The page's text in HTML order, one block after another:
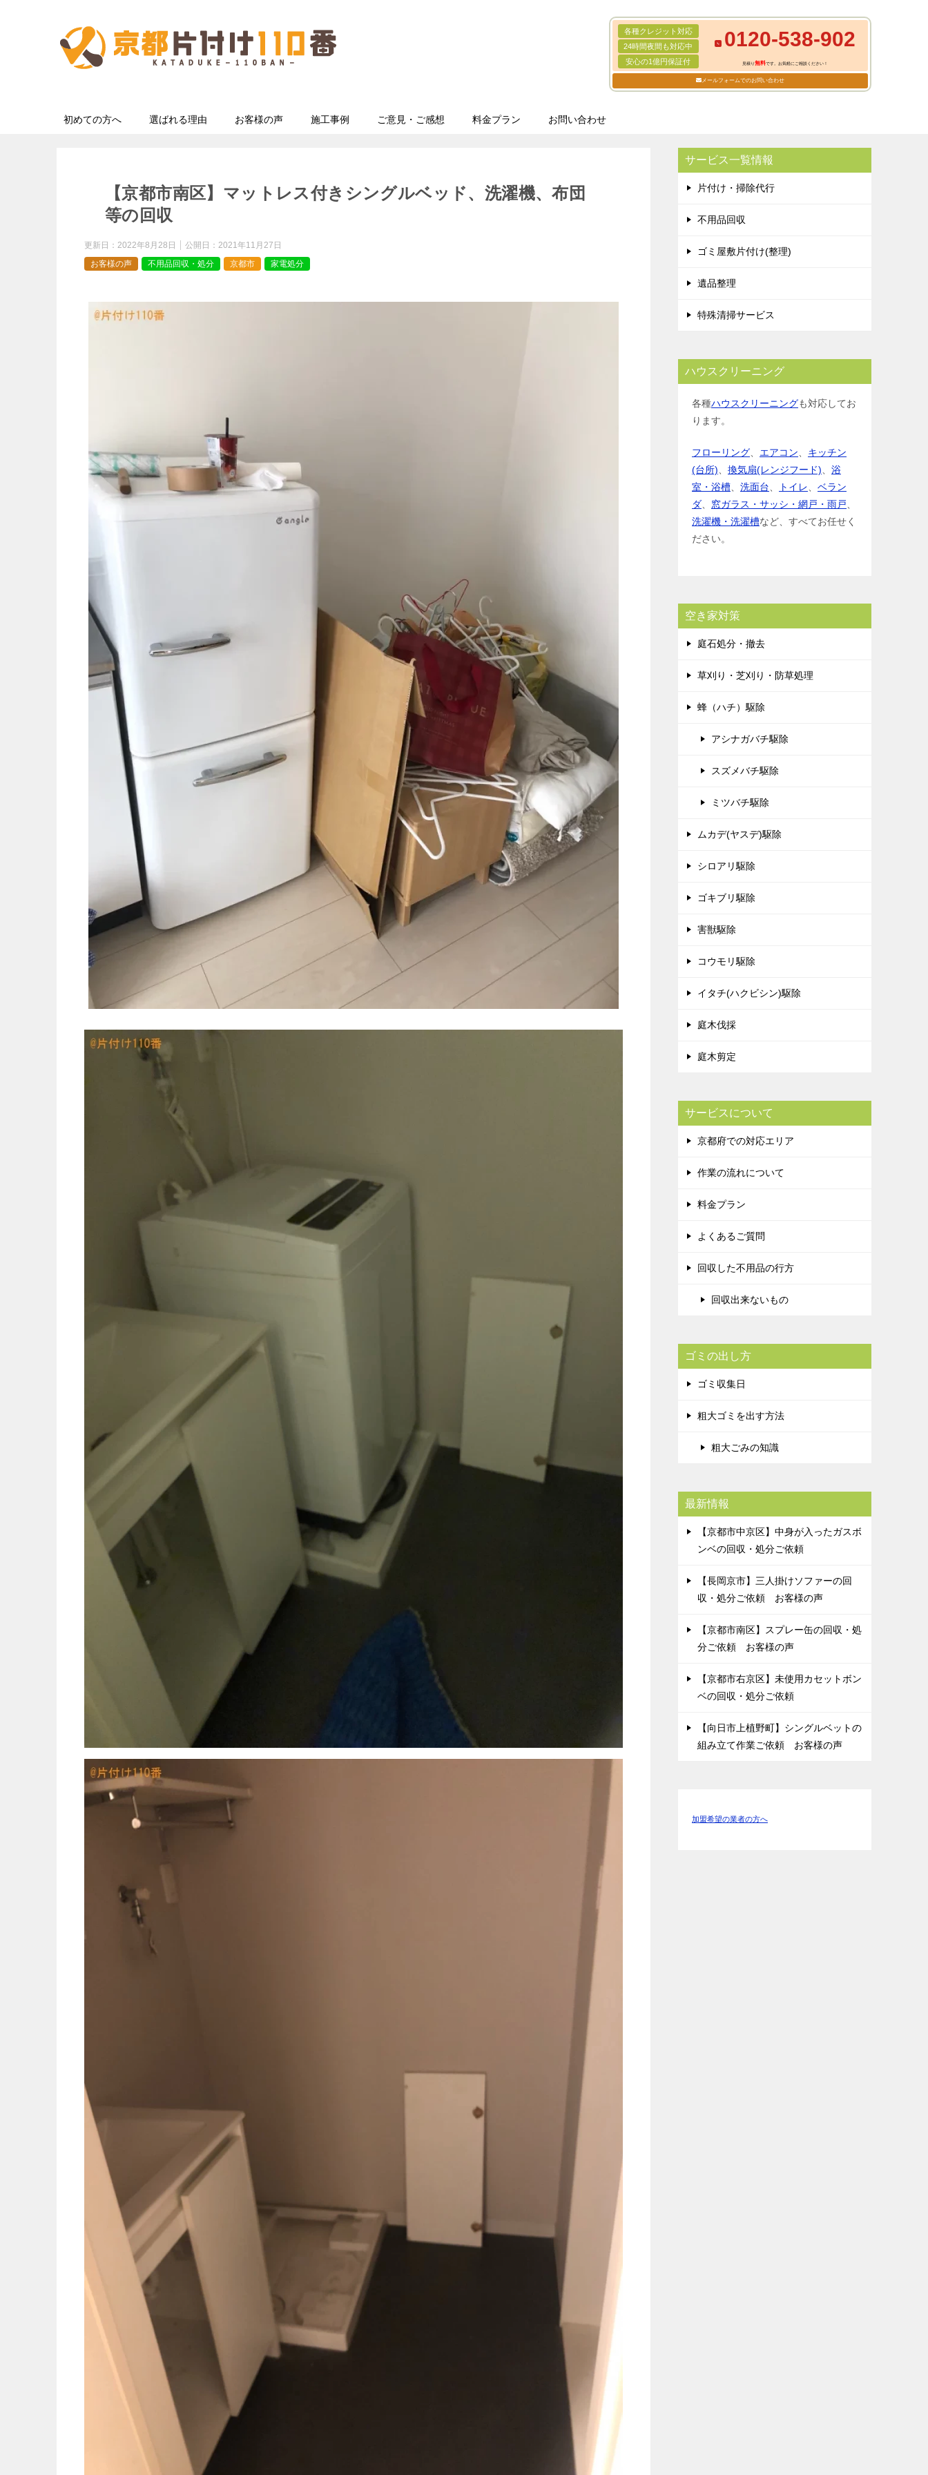
各種クレジット対応
24時間夜間も対応中
安心の1億円保証付
0120-538-902
見積り無料です。お気軽にご相談ください！
メールフォームでのお問い合わせ
初めての方へ 選ばれる理由 お客様の声 施工事例 ご意見・ご感想 料金プラン お問い合わせ
【京都市南区】マットレス付きシングルベッド、洗濯機、布団
等の回収
更新日： 2022年8月28日 公開日： 2021年11月27日
お客様の声
不用品回収・処分 京都市 家電処分
サービス一覧情報
片付け・掃除代行
不用品回収
ゴミ屋敷片付け(整理)
遺品整理
特殊清掃サービス
ハウスクリーニング
各種ハウスクリーニングも対応してお
ります。
フローリング エアコン
キッチン
(台所)
換気扇(レンジフード)
浴
室・浴槽
洗面台 トイレ
ベラン
ダ
窓ガラス・サッシ・網戸・雨戸
洗濯機・洗濯槽など、すべてお任せく
ださい。
空き家対策
庭石処分・撤去
草刈り・芝刈り・防草処理
蜂（ハチ）駆除
アシナガバチ駆除
スズメバチ駆除
ミツバチ駆除
ムカデ(ヤスデ)駆除
シロアリ駆除
ゴキブリ駆除
害獣駆除
コウモリ駆除
イタチ(ハクビシン)駆除
庭木伐採
庭木剪定
サービスについて
京都府での対応エリア
作業の流れについて
料金プラン
よくあるご質問
回収した不用品の行方
回収出来ないもの
ゴミの出し方
ゴミ収集日
粗大ゴミを出す方法
粗大ごみの知識
最新情報
【京都市中京区】中身が入ったガスボ
ンベの回収・処分ご依頼
【長岡京市】三人掛けソファーの回
収・処分ご依頼 お客様の声
【京都市南区】スプレー缶の回収・処
分ご依頼 お客様の声
【京都市右京区】未使用カセットボン
ベの回収・処分ご依頼
【向日市上植野町】シングルベットの
組み立て作業ご依頼 お客様の声
加盟希望の業者の方へ